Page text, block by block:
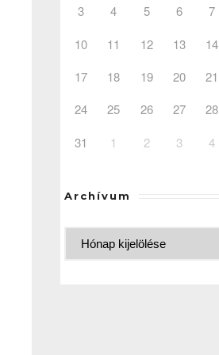
3
4 5 6 7
10
11 12 13 14
17
18 19 20 21
24
25 26 27 28
31
1 2 3 4
Archívum